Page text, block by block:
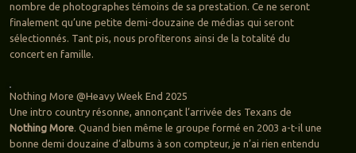
nombre de photographes témoins de sa prestation. Ce ne seront
finalement qu’une petite demi-douzaine de médias qui seront
sélectionnés. Tant pis, nous profiterons ainsi de la totalité du
concert en famille.
Nothing More @Heavy Week End 2025
Une intro country résonne, annonçant l’arrivée des Texans de
Nothing More. Quand bien même le groupe formé en 2003 a-t-il une
bonne demi douzaine d’albums à son compteur, je n’ai rien entendu